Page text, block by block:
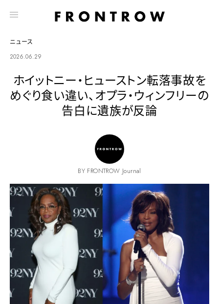
ニュース
2026.06.29
ホイットニー・ヒューストン転落事故を
めぐり食い違い、オプラ・ウィンフリーの
告白に遺族が反論
BY FRONTROW Journal